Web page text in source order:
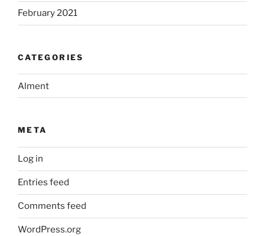
February 2021
CATEGORIES
Alment
META
Log in
Entries feed
Comments feed
WordPress.org